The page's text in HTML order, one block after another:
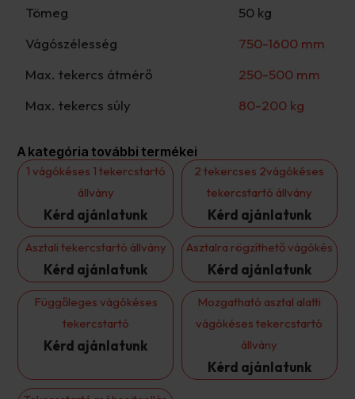
Tömeg
50 kg
Vágószélesség
750-1600 mm
Max. tekercs átmérő
250-500 mm
Max. tekercs súly
80-200 kg
A kategória további termékei
1 vágókéses 1 tekercstartó
állvány
Kérd ajánlatunk
2 tekercses 2vágókéses
tekercstartó állvány
Kérd ajánlatunk
Asztali tekercstartó állvány
Kérd ajánlatunk
Asztalra rögzíthető vágókés
Kérd ajánlatunk
Függőleges vágókéses
tekercstartó
Kérd ajánlatunk
Mozgatható asztal alatti
vágókéses tekercstartó
állvány
Kérd ajánlatunk